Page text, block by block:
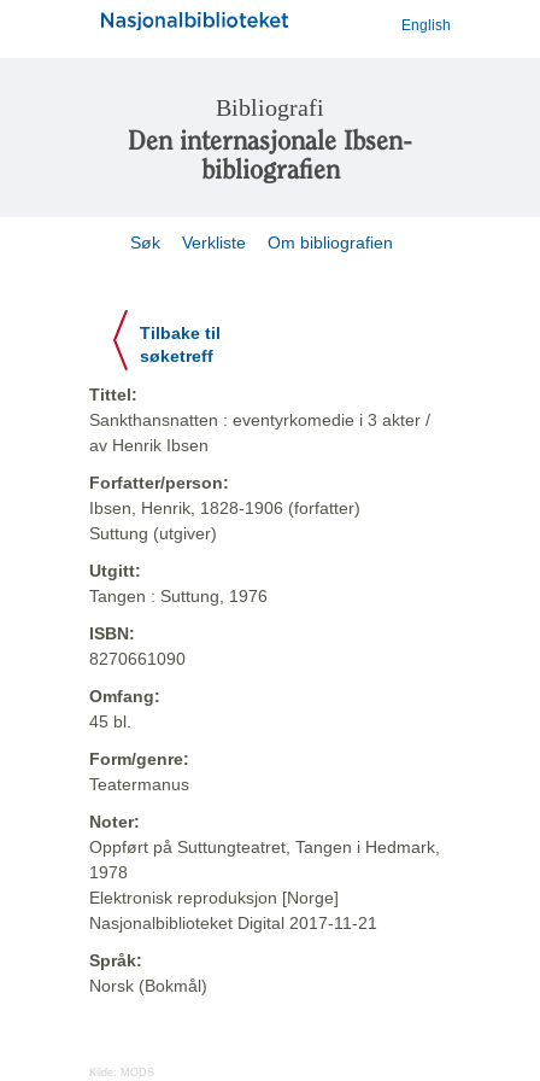
English
Bibliografi
Den internasjonale Ibsen-
bibliografien
Søk Verkliste Om bibliografien
Tilbake til
søketreff
Tittel:
Sankthansnatten : eventyrkomedie i 3 akter /
av Henrik Ibsen
Forfatter/person:
Ibsen, Henrik, 1828-1906 (forfatter)
Suttung (utgiver)
Utgitt:
Tangen : Suttung, 1976
ISBN:
8270661090
Omfang:
45 bl.
Form/genre:
Teatermanus
Noter:
Oppført på Suttungteatret, Tangen i Hedmark,
1978
Elektronisk reproduksjon [Norge]
Nasjonalbiblioteket Digital 2017-11-21
Språk:
Norsk (Bokmål)
Kilde: MODS